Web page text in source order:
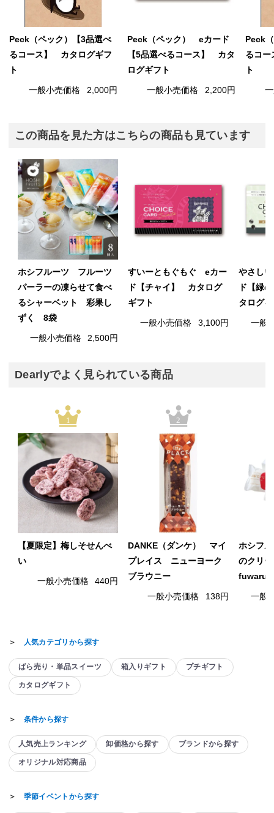
Peck（ペック）【3品選べ
るコース】 カタログギフ
ト
一般小売価格 2,000円
Peck（ペック） eカード
【5品選べるコース】 カタ
ログギフト
一般小売価格 2,200円
Peck
るコ
ト
この商品を見た方はこちらの商品も見ています
ホシフルーツ フルーツ
パーラーの凍らせて食べ
るシャーベット 彩果し
ずく 8袋
一般小売価格 2,500円
すいーともぐもぐ eカー
ド【チャイ】 カタログ
ギフト
一般小売価格 3,100円
やさし
ド【緑
タログ
一般
Dearlyでよく見られている商品
1
【夏限定】梅しそせんべ
い
一般小売価格 440円
2
DANKE（ダンケ） マイ
プレイス ニューヨーク
ブラウニー
一般小売価格 138円
ホシフ
のクリ
fuwaru
一般
＞ 人気カテゴリから探す
ばら売り・単品スイーツ 箱入りギフト プチギフト
カタログギフト
＞ 条件から探す
人気売上ランキング 卸価格から探す ブランドから探す
オリジナル対応商品
＞ 季節イベントから探す